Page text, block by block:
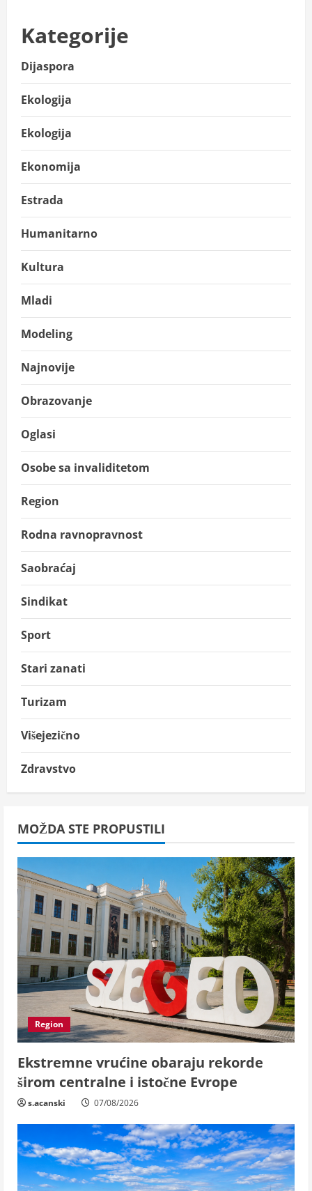
Kategorije
Dijaspora
Ekologija
Ekologija
Ekonomija
Estrada
Humanitarno
Kultura
Mladi
Modeling
Najnovije
Obrazovanje
Oglasi
Osobe sa invaliditetom
Region
Rodna ravnopravnost
Saobraćaj
Sindikat
Sport
Stari zanati
Turizam
Višejezično
Zdravstvo
MOŽDA STE PROPUSTILI
Region
Ekstremne vrućine obaraju rekorde
širom centralne i istočne Evrope
s.acanski 07/08/2026